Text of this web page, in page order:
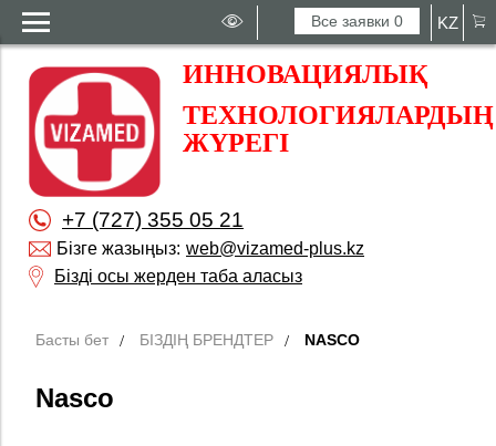
Все заявки0 KZ
ИННОВАЦИЯЛЫҚ
ТЕХНОЛОГИЯЛАРДЫҢ
ЖҮРЕГІ
+7 (727) 355 05 21
Бізге жазыңыз: web@vizamed-plus.kz
Бізді осы жерден таба аласыз
Басты бет БІЗДІҢ БРЕНДТЕР NASCO
Nasco